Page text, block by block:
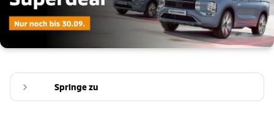
Springe zu